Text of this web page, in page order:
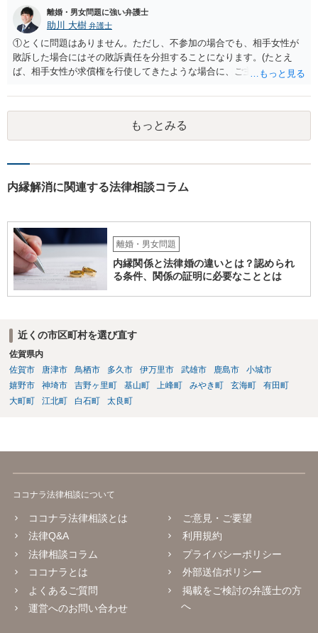
が養子縁組した場合には、親権者変更の申立ては認められないとする
最高裁判例があり、その判例で述べられている理由は民法819条5項の
場面でも同様であると考えられるからです。
離婚・男女問題に強い弁護士
助川 大樹 弁護士
①とくに問題はありません。ただし、不参加の場合でも、相手女性が
敗訴した場合にはその敗訴責任を分担することになります。(たとえ
ば、相手女性が求償権を行使してきたような場合に、ご主人から、今
能性もあるでしょうが、真相は分かりません。 ③ならないと思いま
す。 ④- ⑤それにはなりえます。 ⑥一般論ですが、裁判官は証拠に基
づいて事実を認定するわけですから、証拠が大切です。 証拠をきちん
と整えての訴訟提起だとは思いますが、これからでも整えられるので
います。具体的な事情が分かりかねますので、幅のありすぎる回答で
ば幸いです。
もっとみる
内縁解消に関連する法律相談コラム
離婚・男女問題
内縁関係と法律婚の違いとは？認められ
る条件、関係の証明に必要なこととは
近くの市区町村を選び直す
佐賀県内
佐賀市
唐津市 鳥栖市 多久市 伊万里市 武雄市 鹿島市
小城市
嬉野市
神埼市 吉野ヶ里町 基山町 上峰町 みやき町 玄海町
有田町
大町町
江北町 白石町 太良町
ココナラ法律相談について
ココナラ法律相談とは
法律Q&A
法律相談コラム
ココナラとは
よくあるご質問
運営へのお問い合わせ
ご意見・ご要望
利用規約
プライバシーポリシー
外部送信ポリシー
掲載をご検討の弁護士の方
へ